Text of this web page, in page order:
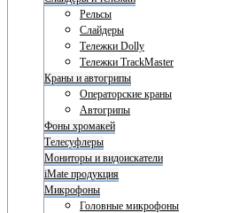
Рельсы
Слайдеры
Тележки Dolly
Тележки TrackMaster
Краны и автогрипы
Операторские краны
Автогрипы
Фоны хромакей
Телесуфлеры
Мониторы и видоискатели
iMate продукция
Микрофоны
Головные микрофоны